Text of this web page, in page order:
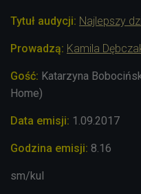
Tytuł audycji: Najlepszy
Prowadzą: Kamila
Gość: Katarzyna
Home)
Data emisji: 1.09.2017
Godzina emisji: 8.16
sm/kul